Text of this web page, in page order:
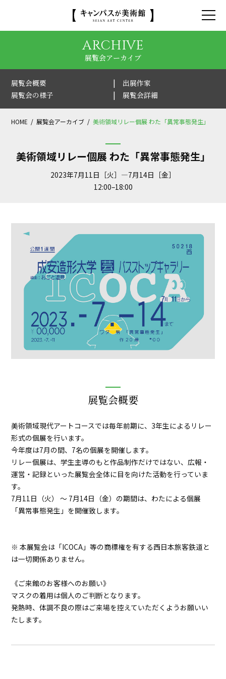
ARCHIVE
展覧会アーカイブ
展覧会概要
出展作家
展覧会の様子
展覧会詳細
HOME 展覧会アーカイブ 美術領域リレー個展 わた「異常事態発生」
美術領域リレー個展 わた「異常事態発生」
2023年7月11日［火］—7月14日［金］
12:00–18:00
展覧会概要
美術領域現代アートコースでは毎年前期に、3年生によるリレー
形式の個展を行います。
今年度は7月の間、7名の個展を開催します。
リレー個展は、学生主導のもと作品制作だけではない、広報・
運営・記録といった展覧会全体に目を向けた活動を行っていま
す。
7月11日（火） ～ 7月14日（金） の期間は、わたによる個展
「異常事態発生」を開催致します。
※ 本展覧会は「ICOCA」等の商標権を有する西日本旅客鉄道と
は一切関係ありません。
《ご来館のお客様へのお願い》
マスクの着用は個人のご判断となります。
発熱時、体調不良の際はご来場を控えていただくようお願いい
たします。